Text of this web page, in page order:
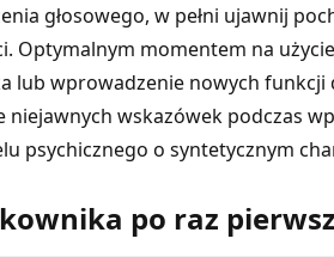
głosowego, w pełni ujawnij
Optymalnym momentem na
lub wprowadzenie nowych funkcji
wskazówek podczas
psychicznego o syntetycznym
po raz